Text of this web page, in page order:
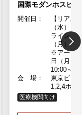
国際モダンホスピ
開催日：
【リア
（水）～
ライン】
（月）
※アーカ
日（月）
10:00～
会 場：
東京ビッ
1,2,4ホー
医療機関向け